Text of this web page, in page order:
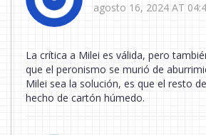
agosto 16, 2024 AT
La crítica a Milei es válida, pero
que el peronismo se murió de
Milei sea la solución, es que el resto
hecho de cartón húmedo.